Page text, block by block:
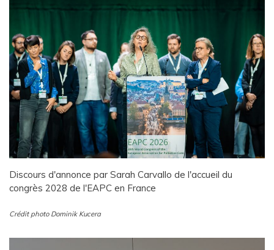
Discours d'annonce par Sarah Carvallo de l'accueil du
congrès 2028 de l'EAPC en France
Crédit photo Dominik Kucera